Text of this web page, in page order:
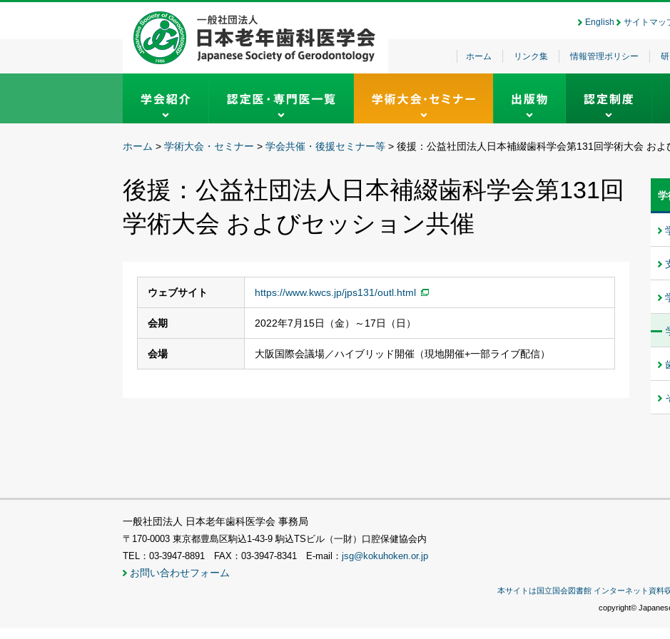
English サイトマッ
ホーム リンク集 情報管理ポリシー
ホーム > 学術大会・セミナー > 学会共催・後援セミナー等 > 後援：公益社団法人日本補綴歯科学会第131回学術大会 およ
後援：公益社団法人日本補綴歯科学会第131回
学術大会 およびセッション共催
ウェブサイト https://www.kwcs.jp/jps131/outl.html
会期 2022年7月15日（金）～17日（日）
会場 大阪国際会議場／ハイブリッド開催（現地開催+一部ライブ配信）
学
一般社団法人 日本老年歯科医学会 事務局
〒170-0003 東京都豊島区駒込1-43-9 駒込TSビル（一財）口腔保健協会内
TEL：03-3947-8891 FAX：03-3947-8341 E-mail： jsg@kokuhoken.or.jp
お問い合わせフォーム
本サイトは国立国会図書館 インターネット資料
copyright©